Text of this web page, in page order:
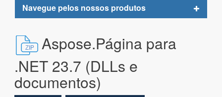
Navegue pelos nossos produtos
Toggle
Aspose.Página para
.NET 23.7 (DLLs e
documentos)